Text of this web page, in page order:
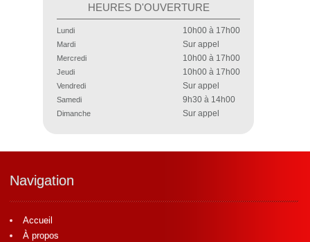
HEURES D'OUVERTURE
Lundi
Mardi
Mercredi
Jeudi
Vendredi
Samedi
Dimanche
10h00 à 17h00
Sur appel
10h00 à 17h00
10h00 à 17h00
Sur appel
9h30 à 14h00
Sur appel
Navigation
Accueil
À propos